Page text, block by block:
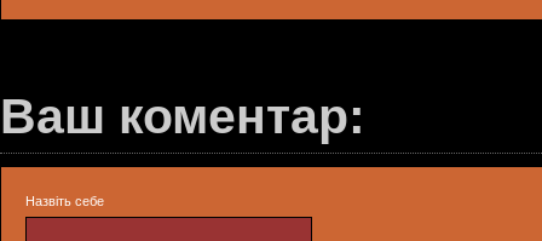
Ваш коментар:
Назвіть себе